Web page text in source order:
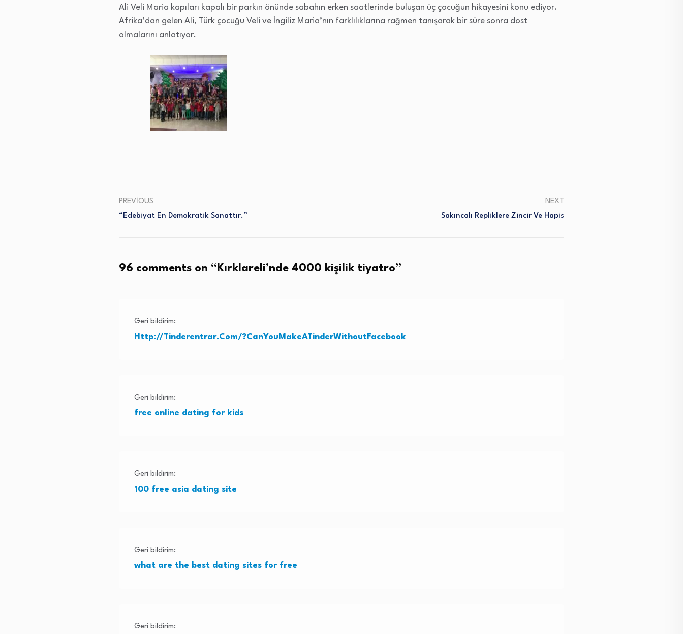
Ali Veli Maria kapıları kapalı bir parkın önünde sabahın erken saatlerinde buluşan üç çocuğun hikayesini konu ediyor.
Afrika’dan gelen Ali, Türk çocuğu Veli ve İngiliz Maria’nın farklılıklarına rağmen tanışarak bir süre sonra dost
olmalarını anlatıyor.
PREVIOUS
“Edebiyat En Demokratik Sanattır.”
NEXT
Sakıncalı Repliklere Zincir Ve Hapis
96 comments on “ Kırklareli’nde 4000 kişilik tiyatro”
Geri bildirim:
Http://Tinderentrar.Com/?CanYouMakeATinderWithoutFacebook
Geri bildirim:
free online dating for kids
Geri bildirim:
100 free asia dating site
Geri bildirim:
what are the best dating sites for free
Geri bildirim: